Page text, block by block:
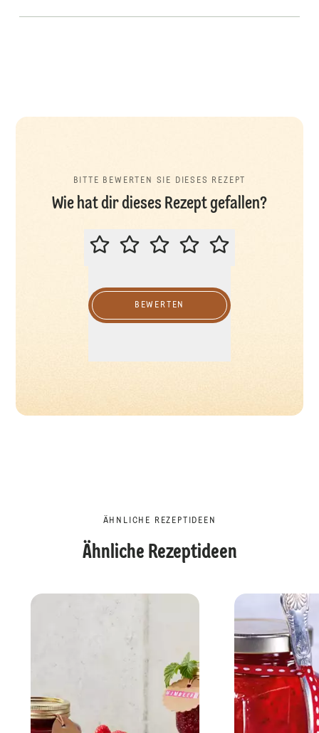
BITTE BEWERTEN SIE DIESES REZEPT
Wie hat dir dieses Rezept gefallen?
BITTE BEWERTEN SIE DIESES
BEWERTEN
ÄHNLICHE REZEPTIDEEN
Ähnliche Rezeptideen